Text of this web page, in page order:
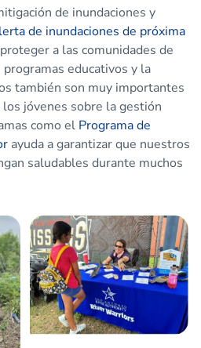
de inundaciones y
de inundaciones de próxima
a las comunidades de
educativos y la
también son muy importantes
jóvenes sobre la gestión
como el Programa de
ayuda a garantizar que nuestros
saludables durante muchos